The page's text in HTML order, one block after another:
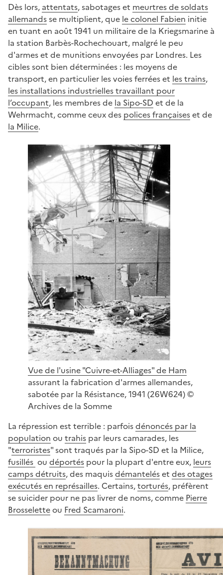
Dès lors, attentats, sabotages et meurtres de soldats
allemandsse multiplient, que le colonel Fabien initie
en tuant en août 1941 un militaire de la Kriegsmarine à
la station Barbès-Rochechouart, malgré le peu
d'armes et de munitions envoyées par Londres. Les
cibles sont bien déterminées : les moyens de
transport, en particulier les voies ferrées et les trains,
les installations industrielles travaillant pour
l’occupant, les membres de la Sipo-SD et de la
Wehrmacht, comme ceux des polices françaiseset de
la Milice.
Vue de l'usine "Cuivre-et-Alliages" de Ham
assurant la fabrication d'armes allemandes,
sabotée par la Résistance, 1941 (26W624) ©
Archives de la Somme
La répression est terrible : parfoisdénoncés par la
population ou trahis par leurs camarades, les
"terroristes" sont traqués par la Sipo-SD et la Milice,
fusillés ou déportés pour la plupart d'entre eux, leurs
camps détruits, des maquisdémanteléset des otages
exécutés en représailles. Certains,torturés, préfèrent
se suicider pour ne pas livrer de noms, comme Pierre
Brosseletteou Fred Scamaroni.